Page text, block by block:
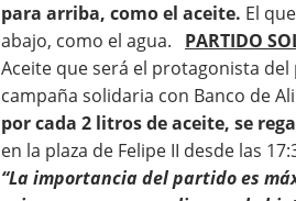
para arriba, como el aceite. El
abajo, como el agua. PARTIDO
Aceite que será el protagonista
campaña solidaria con Banco de
por cada 2 litros de aceite, se
en la plaza de Felipe II desde las
“La importancia del partido es